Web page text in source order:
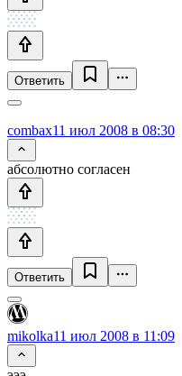
Ответить
combax11 июл 2008 в 08:30
абсолютно согласен
Ответить
mikolka11 июл 2008 в 11:09